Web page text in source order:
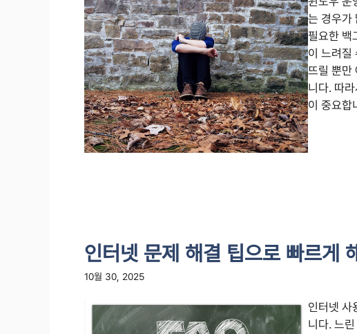
는 경우가
필요한 백
이 느려질
뜨릴 뿐만
니다. 따
이 중요합
인터넷 문제 해결 팁으로 빠르게
10월 30, 2025
인터넷 사
니다. 느